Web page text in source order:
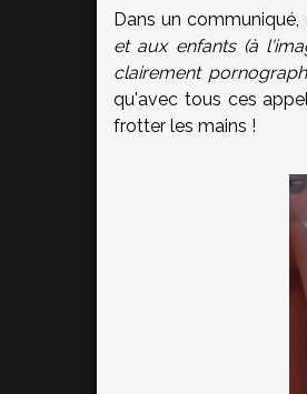
Dans un
et aux enfants (à
clairement
qu'avec tous ces
frotter les mains !